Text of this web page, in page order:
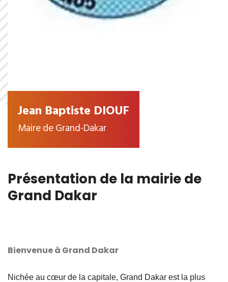
Jean Baptiste DIOUF
Maire de Grand-Dakar
Présentation de la mairie de
Grand Dakar
Bienvenue à Grand Dakar
Nichée au cœur de la capitale, Grand Dakar est la plus